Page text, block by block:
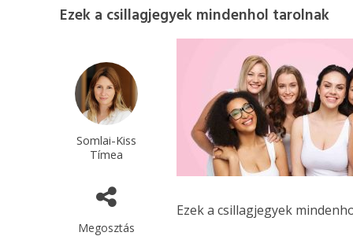
Ezek a csillagjegyek mindenhol tarolnak
Somlai-Kiss
Tímea
Megosztás
Ezek a csillagjegyek